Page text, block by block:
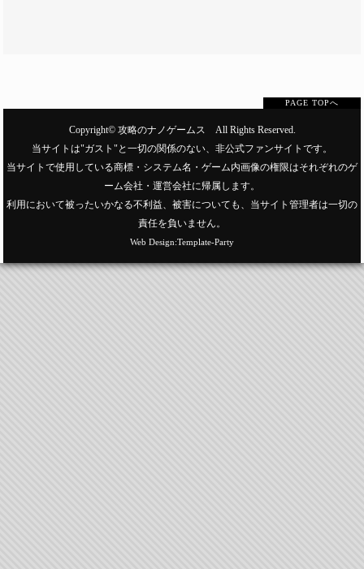
PAGE TOPへ
Copyright© 攻略のナノゲームス All Rights Reserved.
当サイトは"ガスト"と一切の関係のない、非公式ファンサイトです。
当サイトで使用している商標・システム名・ゲーム内画像の権限はそれぞれのゲ
ーム会社・運営会社に帰属します。
利用において被ったいかなる不利益、被害についても、当サイト管理者は一切の
責任を負いません。
Web Design:Template-Party